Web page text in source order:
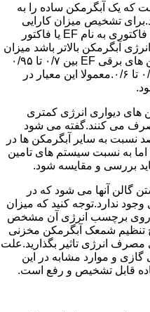
که یک آبگرمکن ساده را به
تشخیص میزان کارایی
آبگرمکن هنگام خرید آبگرمکن باید به فاکتوری به نام EF یا فاکتور
آبگرمکن بالاتر باشد میزان
کارایی آبگرمکن بیشتر است.آبگرمکن های برقی EF بین ۰/۷ تا ۰/۹۵
دارند و آبگرمکن های گازی EF بین ۰/۵ تا ۰/۶.معمولا این معیار در
دیواری انرژی کمتری
می کنند.گفته می شود
های دیواری بین 8 تا 50 درصد نسبت به سایر آبگرمکن ها در
به نسبت سیستم های تامین
بررسی و مقایسه شود.
گالن آنها می شود که در
ندارد.توجه کنید که میزان
روی برچسب انرژی آن مشخص
تنظیم شمعک آبگرمکن مخزنی
مصرف انرژی تاثیر بگذارید.علت
و موارد مشابه در این
قابل تشخیص و رفع است.